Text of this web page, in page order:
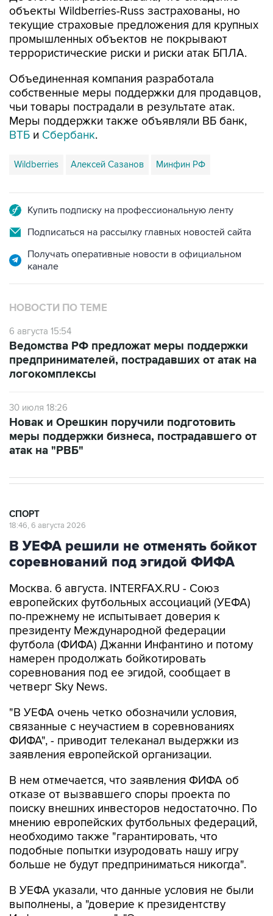
объекты Wildberries-Russ застрахованы, но
текущие страховые предложения для крупных
промышленных объектов не покрывают
террористические риски и риски атак БПЛА.
Объединенная компания разработала
собственные меры поддержки для продавцов,
чьи товары пострадали в результате атак.
Меры поддержки также объявляли ВБ банк,
ВТБ и Сбербанк.
Wildberries Алексей Сазанов Минфин РФ
Купить подписку на профессиональную ленту
Подписаться на рассылку главных новостей сайта
Получать оперативные новости в официальном
канале
НОВОСТИ ПО ТЕМЕ
6 августа 15:54
Ведомства РФ предложат меры поддержки
предпринимателей, пострадавших от атак на
логокомплексы
30 июля 18:26
Новак и Орешкин поручили подготовить
меры поддержки бизнеса, пострадавшего от
атак на "РВБ"
СПОРТ
18:46, 6 августа 2026
В УЕФА решили не отменять бойкот
соревнований под эгидой ФИФА
Москва. 6 августа. INTERFAX.RU - Союз
европейских футбольных ассоциаций (УЕФА)
по-прежнему не испытывает доверия к
президенту Международной федерации
футбола (ФИФА) Джанни Инфантино и потому
намерен продолжать бойкотировать
соревнования под ее эгидой, сообщает в
четверг Sky News.
"В УЕФА очень четко обозначили условия,
связанные с неучастием в соревнованиях
ФИФА", - приводит телеканал выдержки из
заявления европейской организации.
В нем отмечается, что заявления ФИФА об
отказе от вызвавшего споры проекта по
поиску внешних инвесторов недостаточно. По
мнению европейских футбольных федераций,
необходимо также "гарантировать, что
подобные попытки изуродовать нашу игру
больше не будут предприниматься никогда".
В УЕФА указали, что данные условия не были
выполнены, а "доверие к президентству